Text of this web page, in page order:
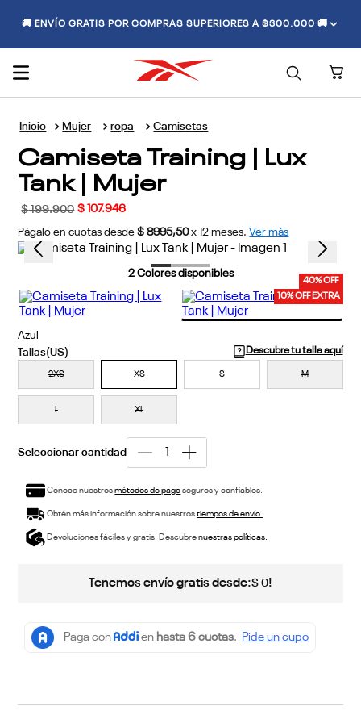
🚚 ENVÍO GRATIS POR COMPRAS SUPERIORES A $300.000 🚚
Mujer ropa Camisetas
Camiseta Training | Lux
Tank | Mujer
$ 199.900 $ 107.946
Págalo en cuotas desde $ 8995,50 x 12 meses. Ver más
40% OFF
10% OFF EXTRA
2Colores disponibles
Azul
Descubre tu talla aquí
2XS XS S M
L XL
Conoce nuestrosmétodos de pagoseguros y confiables.
Obtén más información sobre nuestrostiempos de envío.
Devoluciones fáciles y gratis. Descubrenuestras políticas.
Tenemos envío gratis desde:$ 0!